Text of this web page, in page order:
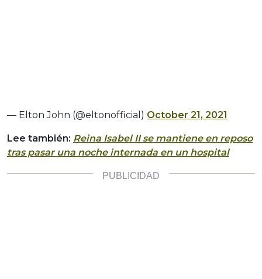
— Elton John (@eltonofficial) October 21, 2021
Lee también: Reina Isabel II se mantiene en reposo
tras pasar una noche internada en un hospital